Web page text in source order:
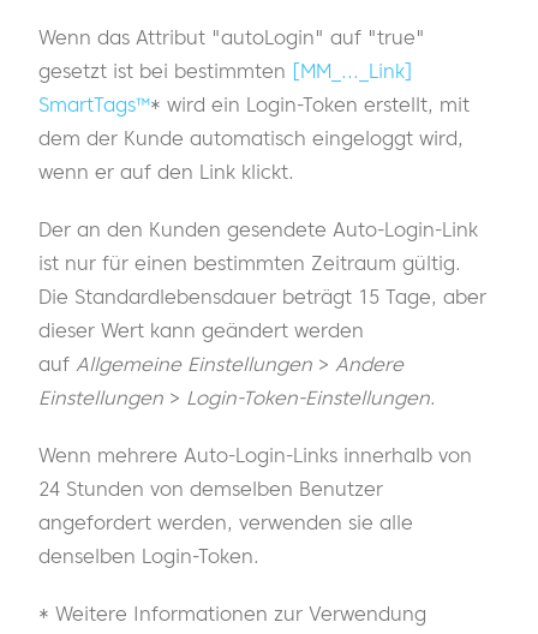
Wenn das Attribut "autoLogin" auf "true"
gesetzt ist bei bestimmten [MM_..._Link]
SmartTags™* wird ein Login-Token erstellt, mit
dem der Kunde automatisch eingeloggt wird,
wenn er auf den Link klickt.
Der an den Kunden gesendete Auto-Login-Link
ist nur für einen bestimmten Zeitraum gültig.
Die Standardlebensdauer beträgt 15 Tage, aber
dieser Wert kann geändert werden
auf Allgemeine Einstellungen > Andere
Einstellungen > Login-Token-Einstellungen.
Wenn mehrere Auto-Login-Links innerhalb von
24 Stunden von demselben Benutzer
angefordert werden, verwenden sie alle
denselben Login-Token.
* Weitere Informationen zur Verwendung